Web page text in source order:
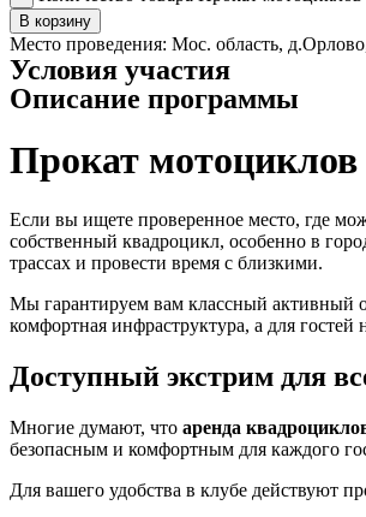
В корзину
Место проведения: Мос. область,
Условия участия
Описание программы
Прокат мотоциклов
Если вы ищете проверенное место, где
собственный квадроцикл, особенно в
трассах и провести время с близкими.
Мы гарантируем вам классный активный
комфортная инфраструктура, а для гостей
Доступный экстрим для
Многие думают, что аренда
безопасным и комфортным для каждого
Для вашего удобства в клубе действуют